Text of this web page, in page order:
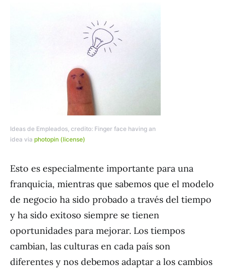
Ideas de Empleados, credito: Finger face having an
idea via photopin (license)
Esto es especialmente importante para una
franquicia, mientras que sabemos que el modelo
de negocio ha sido probado a través del tiempo
y ha sido exitoso siempre se tienen
oportunidades para mejorar. Los tiempos
cambian, las culturas en cada país son
diferentes y nos debemos adaptar a los cambios